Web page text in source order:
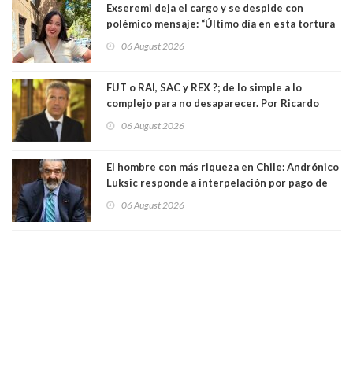
Exseremi deja el cargo y se despide con
polémico mensaje: “Último día en esta tortura
06 August 2026
FUT o RAI, SAC y REX ?; de lo simple a lo
complejo para no desaparecer. Por Ricardo
06 August 2026
El hombre con más riqueza en Chile: Andrónico
Luksic responde a interpelación por pago de
día que me muera”
06 August 2026